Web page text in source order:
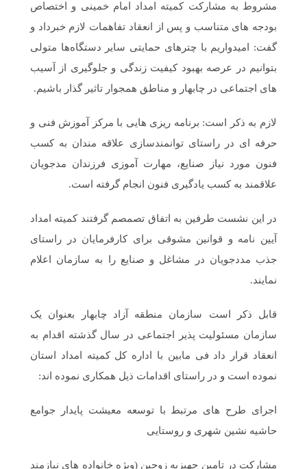
مشروط به مشارکت کمیته امداد امام خمینی و اختصاص
بودجه های متناسب و پس از انعقاد تفاهمات لازم خبرداد و
گفت: امیدواریم با چترهای حمایتی سایر دستگاه‌ها متولی
بتوانیم در عرصه بهبود کیفیت زندگی و جلوگیری از آسیب
های اجتماعی در چابهار و مناطق همجوار تاثیر گذار باشیم.
لازم به ذکر است: برنامه ریزی هایی با مرکز آموزش فنی و
حرفه ای در راستای توانمندسازی علاقه مندان به کسب
فنون مورد نیاز صنایع، مهارت آموزی فرزندان مدجویان
علاقمند به کسب یادگیری فنون انجام گرفته است.
در این نشست طرفین به اتفاق تصمصم گرفتند کمیته امداد
آیین نامه و قوانین مشوقی برای کارفرمایان در راستای
جذب مددجویان در مشاغل و صنایع را به سازمان اعلام
نمایند.
قابل ذکر است سازمان منطقه آزاد چابهار بعنوان یک
سازمان مسئولیت پذیر اجتماعی در سال گذشته اقدام به
انعقاد قرار داد فی مابین با اداره کل کمیته امداد استان
نموده است و در راستای اقدامات ذیل همکاری نموده اند:
اجرای طرح های مرتبط با توسعه معیشت پایدار جوامع
حاشیه نشین شهری و روستایی
مشارکت در تامین جهیزیه زوجین (ویژه خانواده های نیازمند